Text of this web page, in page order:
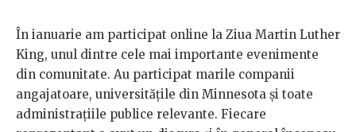
În ianuarie am participat online la Ziua Martin Luther
King, unul dintre cele mai importante evenimente
din comunitate. Au participat marile companii
angajatoare, universitățile din Minnesota și toate
administrațiile publice relevante. Fiecare